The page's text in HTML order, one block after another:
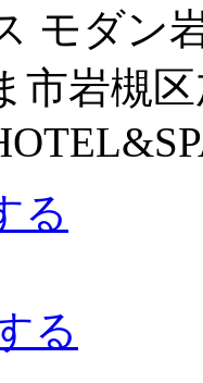
モダン
市岩槻区
る
る